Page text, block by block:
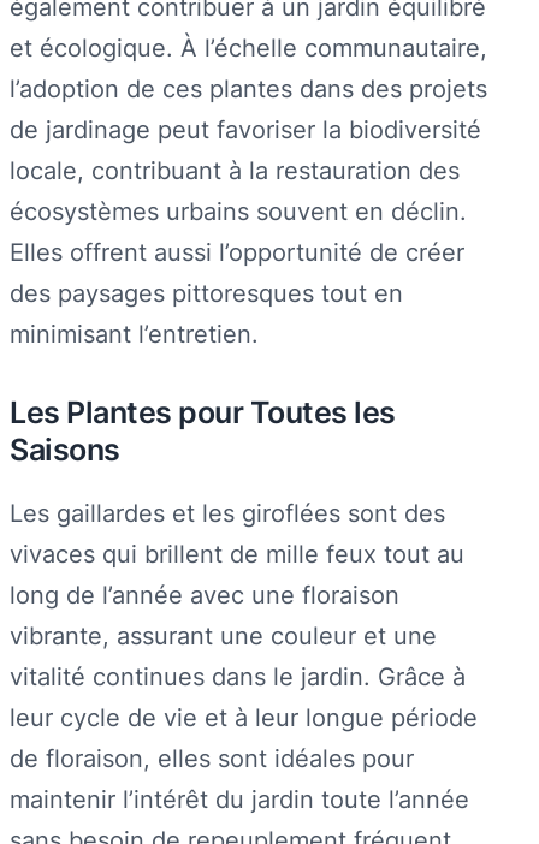
également contribuer à un jardin équilibré
et écologique. À l’échelle communautaire,
l’adoption de ces plantes dans des projets
de jardinage peut favoriser la biodiversité
locale, contribuant à la restauration des
écosystèmes urbains souvent en déclin.
Elles offrent aussi l’opportunité de créer
des paysages pittoresques tout en
minimisant l’entretien.
Les Plantes pour Toutes les
Saisons
Les gaillardes et les giroflées sont des
vivaces qui brillent de mille feux tout au
long de l’année avec une floraison
vibrante, assurant une couleur et une
vitalité continues dans le jardin. Grâce à
leur cycle de vie et à leur longue période
de floraison, elles sont idéales pour
maintenir l’intérêt du jardin toute l’année